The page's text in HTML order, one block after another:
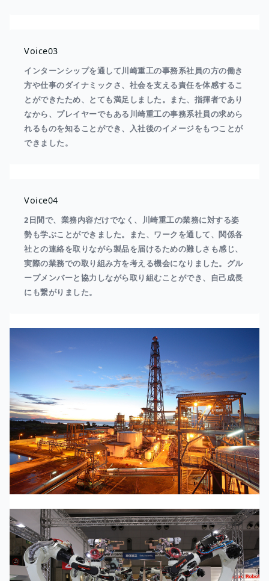
Voice03
インターンシップを通して川崎重工の事務系社員の方の働き
方や仕事のダイナミックさ、社会を支える責任を体感するこ
とができたため、とても満足しました。また、指揮者であり
なから、プレイヤーでもある川崎重工の事務系社員の求めら
れるものを知ることができ、入社後のイメージをもつことが
できました。
Voice04
2日間で、業務内容だけでなく、川崎重工の業務に対する姿
勢も学ぶことができました。また、ワークを通して、関係各
社との連絡を取りながら製品を届けるための難しさも感じ、
実際の業務での取り組み方を考える機会になりました。グル
ープメンバーと協力しながら取り組むことができ、自己成長
にも繋がりました。